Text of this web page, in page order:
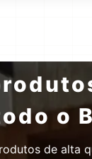
o
de alta